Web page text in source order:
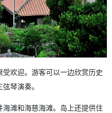
受欢迎。游客可以一边欣赏历史
琴演奏。
滩和海慈海滩。岛上还提供住